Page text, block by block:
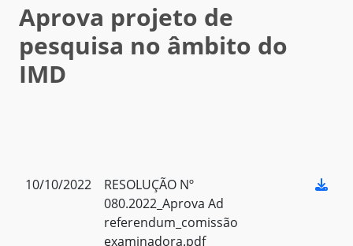
Aprova projeto de
pesquisa no âmbito do
IMD
10/10/2022
RESOLUÇÃO Nº
080.2022_Aprova Ad
referendum_comissão
examinadora.pdf